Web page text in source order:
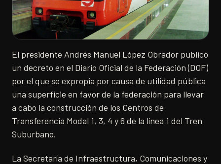
El presidente Andrés Manuel López Obrador publicó
un decreto en el Diario Oficial de la Federación (DOF)
por el que se expropia por causa de utilidad pública
una superficie en favor de la federación para llevar
a cabo la construcción de los Centros de
Transferencia Modal 1, 3, 4 y 6 de la línea 1 del Tren
Suburbano.
La Secretaría de Infraestructura, Comunicaciones y